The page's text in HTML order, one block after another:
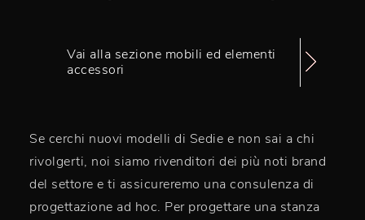
Vai alla sezione mobili ed elementi
accessori
Se cerchi nuovi modelli di Sedie e non sai a chi
rivolgerti, noi siamo rivenditori dei più noti brand
del settore e ti assicureremo una consulenza di
progettazione ad hoc. Per progettare una stanza